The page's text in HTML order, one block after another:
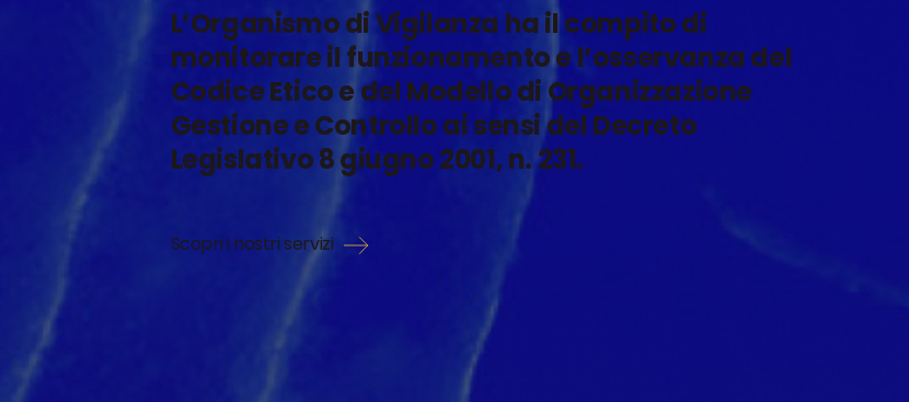
L’Organismo di Vigilanza ha il compito di
monitorare il funzionamento e l’osservanza del
Codice Etico e del Modello di Organizzazione
Gestione e Controllo ai sensi del Decreto
Legislativo 8 giugno 2001, n. 231.
Scopri i nostri servizi